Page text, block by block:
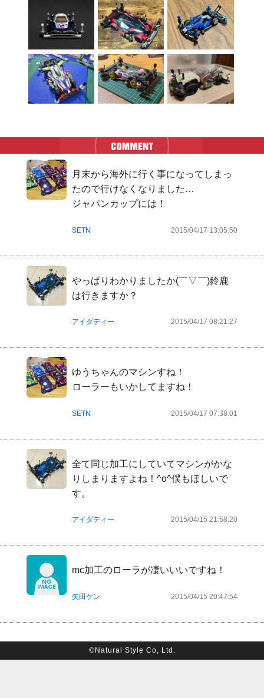
月末から海外に行く事になってしまっ
たので行けなくなりました…
ジャパンカップには！
SETN 2015/04/17 13:05:50
やっぱりわかりましたか(￣▽￣)鈴鹿
は行きますか？
アイダディー 2015/04/17 08:21:27
ゆうちゃんのマシンすね！
ローラーもいかしてますね！
SETN 2015/04/17 07:38:01
全て同じ加工にしていてマシンがかな
りしまりますよね！^o^僕もほしいで
す。
アイダディー 2015/04/15 21:58:20
mc加工のローラが凄いいいですね！
矢田ケン 2015/04/15 20:47:54
©Natural Style Co, Ltd.